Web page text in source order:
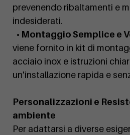
prevenendo ribaltamenti e
indesiderati.
• Montaggio Semplice e
viene fornito in kit di
acciaio inox e istruzioni
un'installazione rapida e
Personalizzazioni e
ambiente
Per adattarsi a diverse